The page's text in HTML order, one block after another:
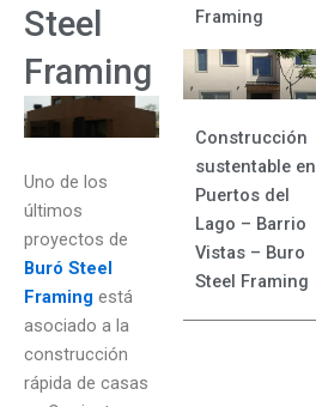
Steel
Framing
Uno de los
últimos
proyectos de
Buró Steel
Framing está
asociado a la
construcción
rápida de casas
Framing
Construcción
sustentable en
Puertos del
Lago – Barrio
Vistas – Buro
Steel Framing